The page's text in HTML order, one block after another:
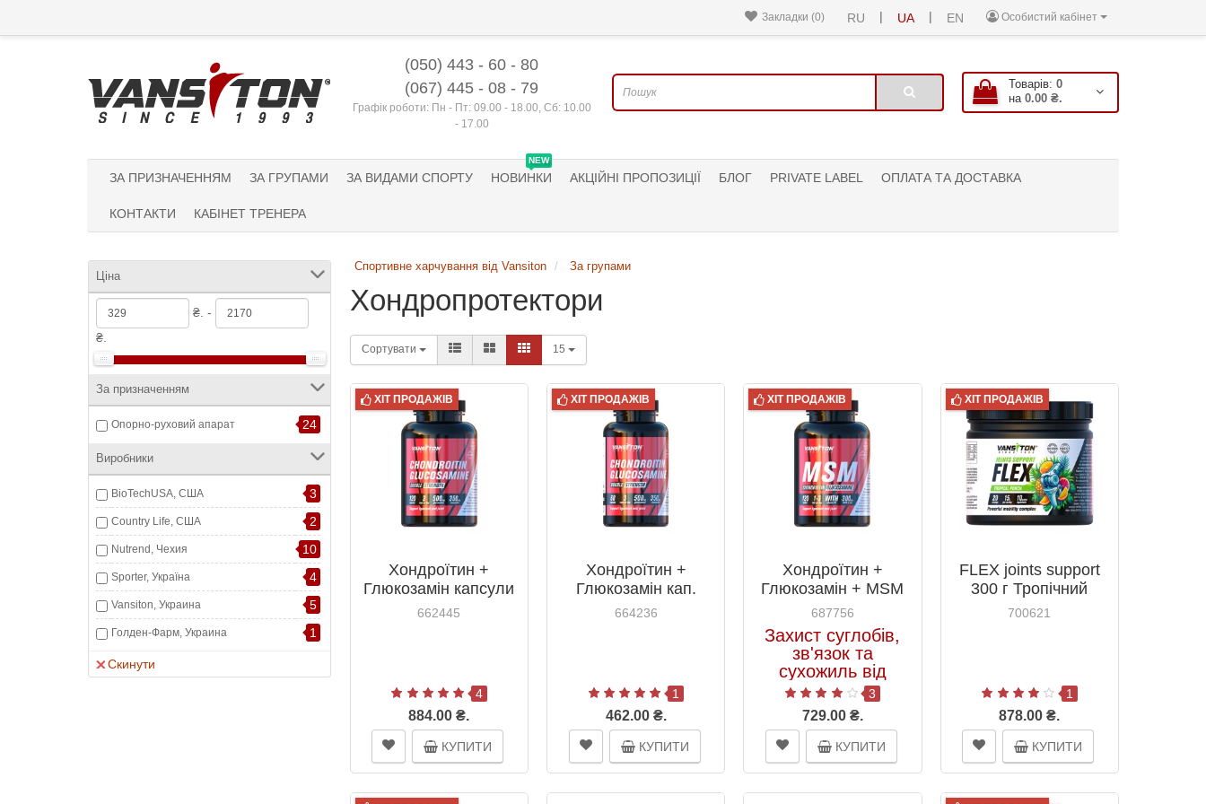
Особистий кабінет
RU | UA | EN
Закладки (0)
(050) 443 - 60 - 80
(067) 445 - 08 - 79
Графік роботи: Пн - Пт: 09.00 - 18.00, Сб: 10.00
- 17.00
Товарів: 0
на 0.00 ₴.
ЗА ПРИЗНАЧЕННЯМ ЗА ГРУПАМИ ЗА ВИДАМИ СПОРТУ
NEW
НОВИНКИ АКЦІЙНІ ПРОПОЗИЦІЇ БЛОГ PRIVATE LABEL ОПЛАТА ТА ДОСТАВКА
КОНТАКТИ КАБІНЕТ ТРЕНЕРА
Ціна
₴. -
₴.
За призначенням
Опорно-руховий апарат 24
Виробники
BioTechUSA, США 3
Country Life, США 2
Nutrend, Чехия 10
Sporter, Україна 4
Vansiton, Украина 5
Голден-Фарм, Украина 1
Скинути
Спортивне харчування від Vansiton За групами
Хондропротектори
Сортувати 15
ХІТ ПРОДАЖІВ
Хондроїтин +
Глюкозамін капсули
№120 ТМ Вансітон /
662445
4
884.00 ₴.
КУПИТИ
ХІТ ПРОДАЖІВ
Хондроїтин +
Глюкозамін кап.
№60 ТМ Вансітон /
664236
1
462.00 ₴.
КУПИТИ
ХІТ ПРОДАЖІВ
Хондроїтин +
Глюкозамін + MSM
таблетки №120 ТМ
Вансітон / Vansiton
687756
Захист суглобів,
зв'язок та
сухожиль від
пошкоджень і
травм
3
729.00 ₴.
КУПИТИ
ХІТ ПРОДАЖІВ
FLEX joints support
300 г Тропічний
пунш ТМ Вансітон /
700621
1
878.00 ₴.
КУПИТИ